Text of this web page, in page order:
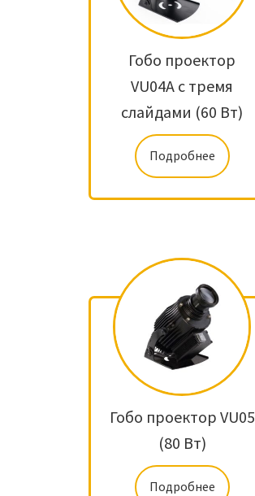
Гобо проектор
VU04A с тремя
слайдами (60 Вт)
Подробнее
Гобо проектор VU05
(80 Вт)
Подробнее